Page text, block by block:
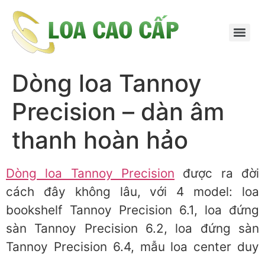
Dòng loa Tannoy
Precision – dàn âm
thanh hoàn hảo
Dòng loa Tannoy Precision được ra đời
cách đây không lâu, với 4 model: loa
bookshelf Tannoy Precision 6.1, loa đứng
sàn Tannoy Precision 6.2, loa đứng sàn
Tannoy Precision 6.4, mẫu loa center duy